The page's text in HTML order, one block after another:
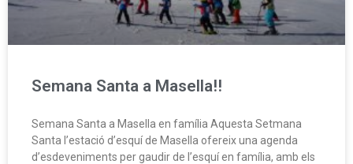
Semana Santa a Masella!!
Semana Santa a Masella en família Aquesta Setmana
Santa l’estació d’esquí de Masella ofereix una agenda
d’esdeveniments per gaudir de l’esquí en família, amb els